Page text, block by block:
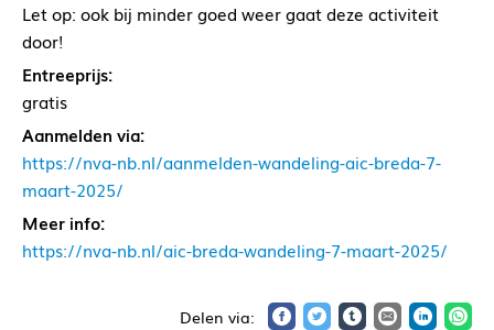
Let op: ook bij minder goed weer gaat deze activiteit
door!
Entreeprijs:
gratis
Aanmelden via:
https://nva-nb.nl/aanmelden-wandeling-aic-breda-7-
maart-2025/
Meer info:
https://nva-nb.nl/aic-breda-wandeling-7-maart-2025/